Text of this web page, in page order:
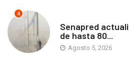
4
Senapred
de hasta 80...
Agosto 5, 2026